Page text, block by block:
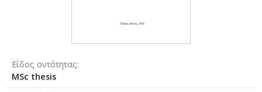
Είδος οντότητας
MSc thesis